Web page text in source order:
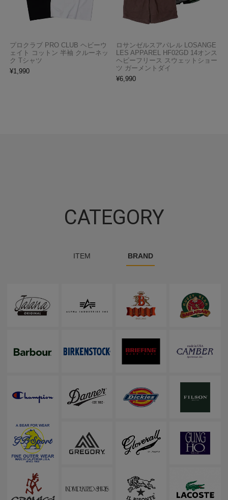
プロクラブ PRO CLUB ヘビーウ
ェイト コットン 半袖 クルーネッ
ク Tシャツ
¥1,990
ロサンゼルスアパレル LOSANGE
LES APPAREL HF02GD 14オンス
ヘビーフリース スウェットショー
ツ ガーメントダイ
¥6,990
CATEGORY
ITEM BRAND